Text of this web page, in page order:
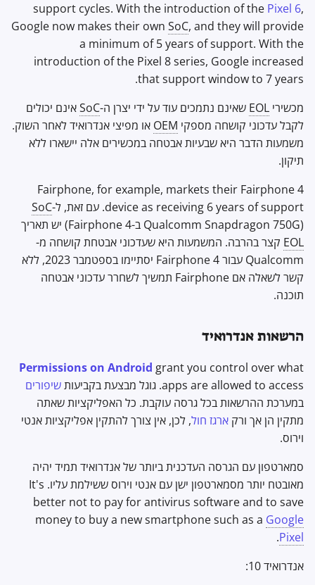
support cycles. With the introduction of the Pixel 6,
Google now makes their own SoC, and they will provide
a minimum of 5 years of support. With the
introduction of the Pixel 8 series, Google increased
that support window to 7 years.
מכשירי EOL שאינם נתמכים עוד על ידי יצרן ה-SoCאינם יכולים
לקבל עדכוני קושחה מספקי OEM או מפיצי אנדרואיד לאחר השוק.
משמעות הדבר היא שבעיות אבטחה במכשירים אלה יישארו ללא
תיקון.
Fairphone, for example, markets their Fairphone 4
device as receiving 6 years of support. עם זאת, ל-
SoC
(Qualcomm Snapdragon 750G ב-Fairphone 4) יש תאריך
EOL קצר בהרבה. המשמעות היא שעדכוני אבטחת קושחה מ-
Qualcomm עבור Fairphone 4 יסתיימו בספטמבר 2023, ללא
קשר לשאלה אם Fairphone תמשיך לשחרר עדכוני אבטחה
תוכנה.
הרשאות אנדרואיד
Permissions on Android grant you control over what
apps are allowed to access. גוגל מבצעת בקביעות
שיפורים
במערכת ההרשאות בכל גרסה עוקבת. כל האפליקציות שאתה
מתקין הן אך ורק ארגז חול, לכן, אין צורך להתקין אפליקציות אנטי
וירוס.
סמארטפון עם הגרסה העדכנית ביותר של אנדרואיד תמיד יהיה
מאובטח יותר מסמארטפון ישן עם אנטי וירוס ששילמת עליו. It's
better not to pay for antivirus software and to save
money to buy a new smartphone such as a Google
Pixel
.
אנדרואיד 10: